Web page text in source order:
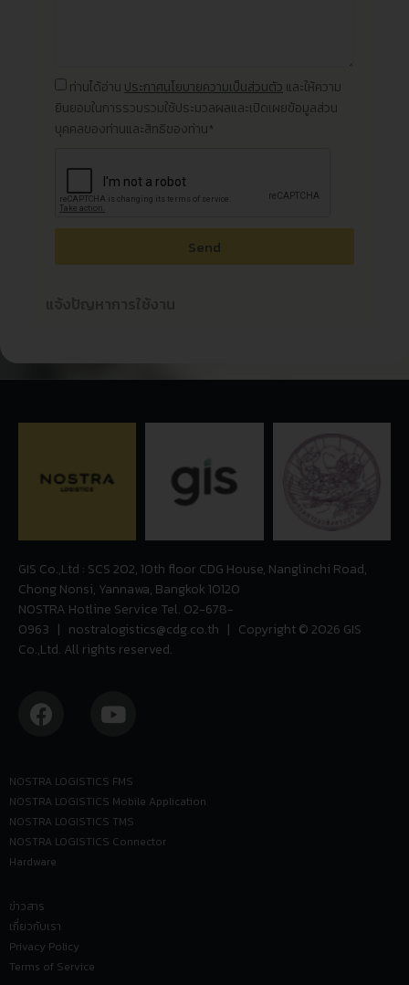
ท่านได้อ่าน ประกาศนโยบายความเป็นส่วนตัว และให้ความ
ยินยอมในการรวบรวมใช้ประมวลผลและเปิดเผยข้อมูลส่วน
บุคคลของท่านและสิทธิของท่าน*
Send
GIS Co.,Ltd : SCS 202, 10th floor CDG House, Nanglinchi Road,
Chong Nonsi, Yannawa, Bangkok 10120
NOSTRA Hotline Service Tel. 02-678-
0963 | nostralogistics@cdg.co.th | Copyright © 2026 GIS
Co.,Ltd. All rights reserved.
NOSTRA LOGISTICS FMS
NOSTRA LOGISTICS Mobile Application
NOSTRA LOGISTICS TMS
NOSTRA LOGISTICS Connector
Hardware
ข่าวสาร
เกี่ยวกับเรา
Privacy Policy
Terms of Service